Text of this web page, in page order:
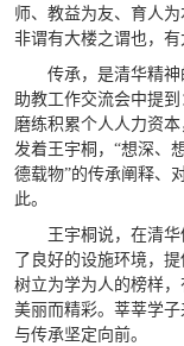
师、教益为友、育人为
非谓有大楼之谓也，
传承，是清华精
助教工作交流会中提
磨练积累个人人力资
发着王宇桐，“想深、
德载物”的传承阐释、
此。
王宇桐说，在清
了良好的设施环境，
树立为学为人的榜样
美丽而精彩。莘莘学
与传承坚定向前。